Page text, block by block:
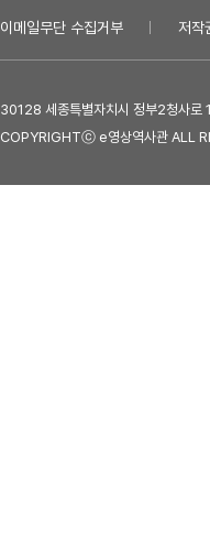
이메일무단 수집거부 저작
30128 세종특별자치시 정부2청사
COPYRIGHTⓒ e영상역사관 ALL